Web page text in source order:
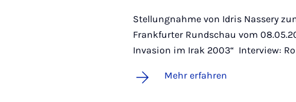
Stellungnahme von Idris Nassery
Frankfurter Rundschau vom
Invasion im Irak 2003“ Interview:
Mehr erfahren